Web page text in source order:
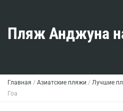
Пляж Анджуна
Главная / Азиатские пляжи / Лучшие
Гоа